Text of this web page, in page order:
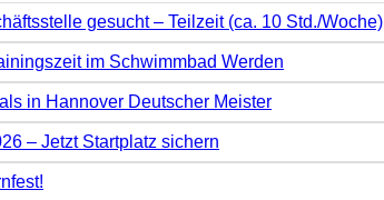
gesucht – Teilzeit (ca. 10 Std./Woche)
im Schwimmbad Werden
in Hannover Deutscher Meister
– Jetzt Startplatz sichern